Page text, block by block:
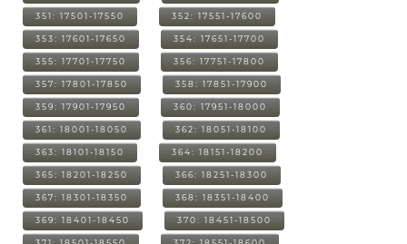
351: 17501-17550 352: 17551-17600
353: 17601-17650 354: 17651-17700
355: 17701-17750 356: 17751-17800
357: 17801-17850 358: 17851-17900
359: 17901-17950 360: 17951-18000
361: 18001-18050 362: 18051-18100
363: 18101-18150 364: 18151-18200
365: 18201-18250 366: 18251-18300
367: 18301-18350 368: 18351-18400
369: 18401-18450 370: 18451-18500